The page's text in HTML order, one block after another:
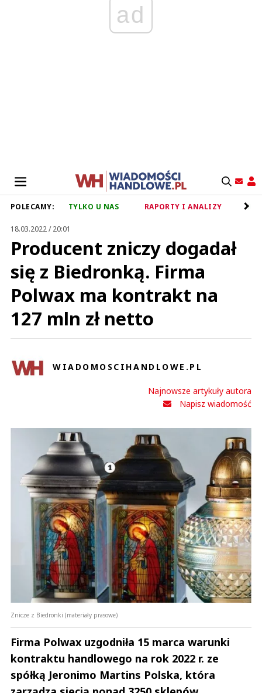
ad
POLECAMY: TYLKO U NAS RAPORTY I ANALIZY
18.03.2022 / 20:01
Producent zniczy dogadał
się z Biedronką. Firma
Polwax ma kontrakt na
127 mln zł netto
WIADOMOSCIHANDLOWE.PL
Najnowsze artykuły autora
Napisz wiadomość
Znicze z Biedronki (materiały prasowe)
Firma Polwax uzgodniła 15 marca warunki
kontraktu handlowego na rok 2022 r. ze
spółką Jeronimo Martins Polska, która